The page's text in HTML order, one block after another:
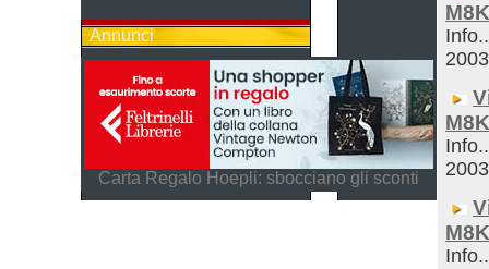
Annunci
Carta Regalo Hoepli: sbocciano gli sconti
2003
2003